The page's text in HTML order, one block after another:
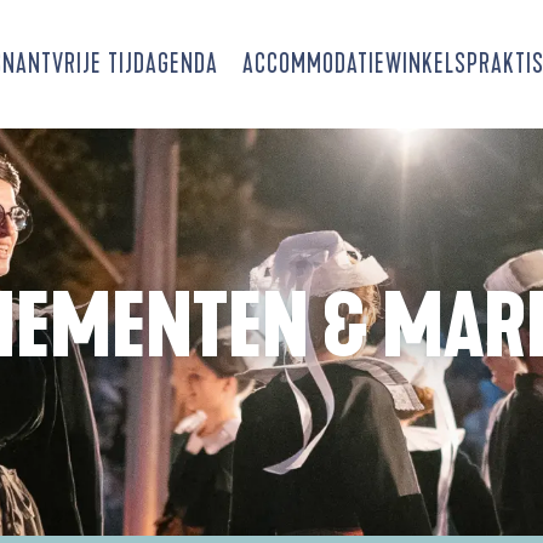
VRIJE TIJDAGENDA ACCOMMODATIEWINKELS
&